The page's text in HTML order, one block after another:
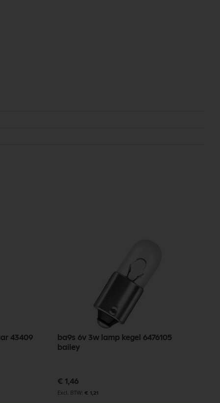
43409
ba9s 6v 3w lamp kegel 6476105
bailey
€ 1,46
€ 1,21